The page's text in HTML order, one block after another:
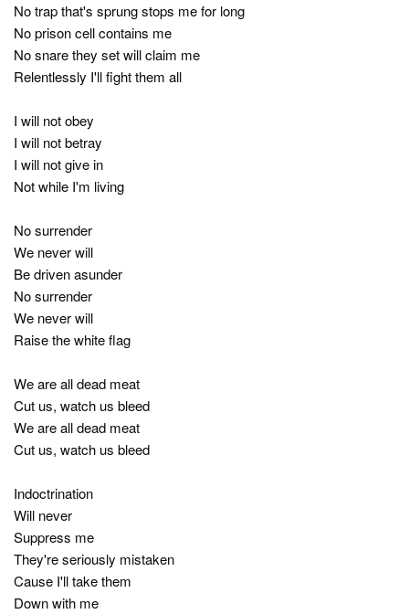
No trap that's sprung stops me for long
No prison cell contains me
No snare they set will claim me
Relentlessly I'll fight them all
I will not obey
I will not betray
I will not give in
Not while I'm living
No surrender
We never will
Be driven asunder
No surrender
We never will
Raise the white flag
We are all dead meat
Cut us, watch us bleed
We are all dead meat
Cut us, watch us bleed
Indoctrination
Will never
Suppress me
They're seriously mistaken
Cause I'll take them
Down with me